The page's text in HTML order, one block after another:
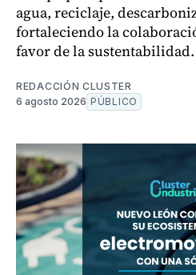
agua, reciclaje,
fortaleciendo la
favor de la sustentabilidad.
REDACCIÓN CLUSTER
6 agosto 2026 PÚBLICO